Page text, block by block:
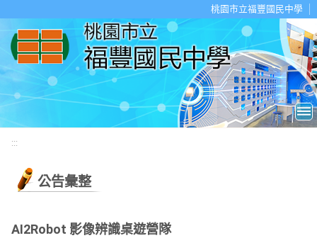
桃園市立福豐國民中學
:::
公告彙整
AI2Robot 影像辨識桌遊營隊